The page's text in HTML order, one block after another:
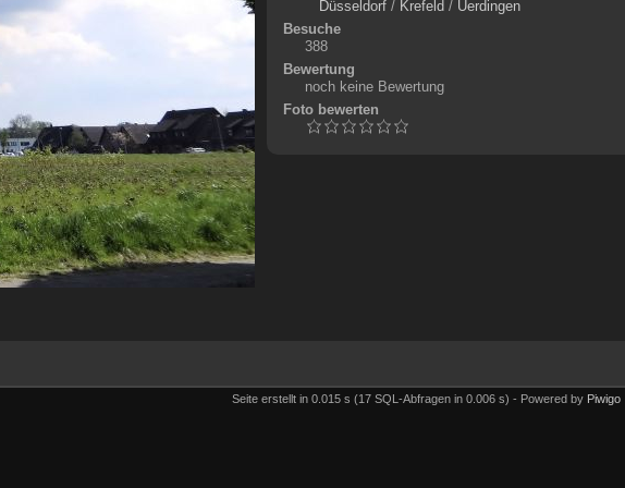
Düsseldorf/ Krefeld / Uerdingen
Besuche
388
Bewertung
noch keine Bewertung
Foto bewerten
Seite erstellt in 0.015 s (17 SQL-Abfragen in 0.006 s) - Powered by Piwigo